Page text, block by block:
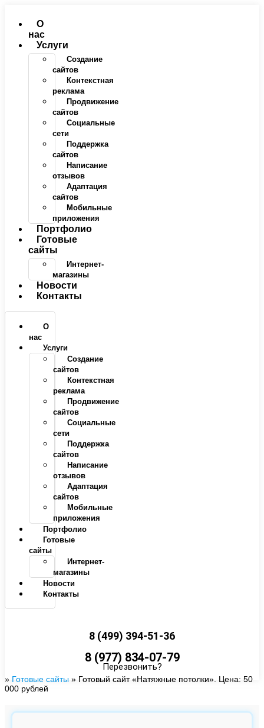
содержимому
О
нас
Услуги
Создание
сайтов
Контекстная
реклама
Продвижение
сайтов
Социальные
сети
Поддержка
сайтов
Написание
отзывов
Адаптация
сайтов
Мобильные
приложения
Портфолио
Готовые
сайты
Интернет-
магазины
Новости
Контакты
О
нас
Услуги
Создание
сайтов
Контекстная
реклама
Продвижение
сайтов
Социальные
сети
Поддержка
сайтов
Написание
отзывов
Адаптация
сайтов
Мобильные
приложения
Портфолио
Готовые
сайты
Интернет-
магазины
Новости
Контакты
8 (499) 394-51-36
8 (977) 834-07-79
Перезвонить?
» Готовые сайты » Готовый сайт «Натяжные потолки». Цена: 50
000 рублей